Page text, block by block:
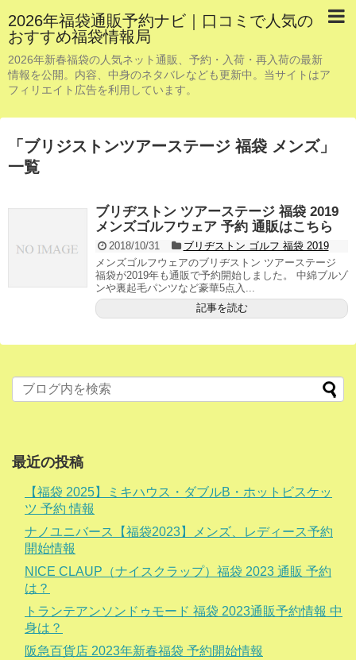
2026年福袋通販予約ナビ｜口コミで人気の
おすすめ福袋情報局
2026年新春福袋の人気ネット通販、予約・入荷・再入荷の最新
情報を公開。内容、中身のネタバレなども更新中。当サイトはア
フィリエイト広告を利用しています。
「 ブリジストンツアーステージ 福袋 メンズ」
一覧
ブリヂストン ツアーステージ 福袋 2019
メンズゴルフウェア 予約 通販はこちら
2018/10/31
ブリヂストン ゴルフ 福袋 2019
メンズゴルフウェアのブリヂストン ツアーステージ
福袋が2019年も通販で予約開始しました。 中綿ブルゾ
ンや裏起毛パンツなど豪華5点入...
記事を読む
最近の投稿
【福袋 2025】ミキハウス・ダブルB・ホットビスケッ
ツ 予約 情報
ナノユニバース【福袋2023】メンズ、レディース予約
開始情報
NICE CLAUP（ナイスクラップ）福袋 2023 通販 予約
は？
トランテアンソンドゥモード 福袋 2023通販予約情報 中
身は？
阪急百貨店 2023年新春福袋 予約開始情報